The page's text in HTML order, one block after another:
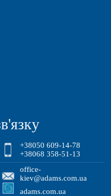
+38050 609-14-78
+38068 358-51-13
office-
kiev@adams.com.ua
adams.com.ua